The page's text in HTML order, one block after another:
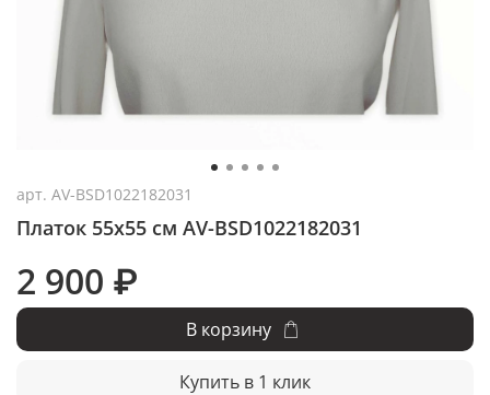
арт. AV-BSD1022182031
Платок 55x55 см AV-BSD1022182031
2 900 ₽
В корзину
Купить в 1 клик